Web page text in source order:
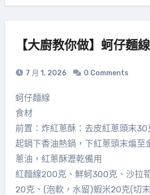
【大廚教你做】蚵仔麵線
7 月 1, 2026 0 Comments
蚵仔麵線
食材
前置：炸紅蔥酥：去皮紅蔥頭末30
起鍋下香油熱鍋，下紅蔥頭末煸至
蔥油，紅蔥酥瀝乾備用
紅麵線200克、鮮蚵300克、沙拉
20克、(泡軟，水留)蝦米20克(切